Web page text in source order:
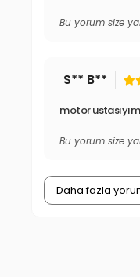
Bu yorum size
S** B**
motor
Bu yorum size
Daha fazla